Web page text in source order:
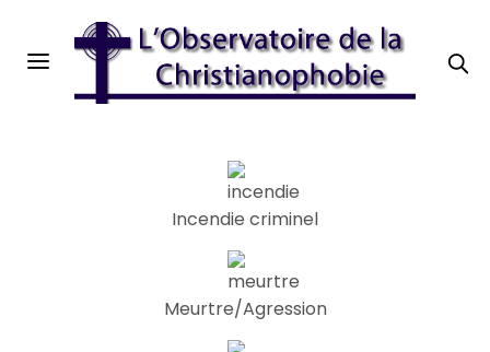
Incendie criminel
Meurtre/Agression